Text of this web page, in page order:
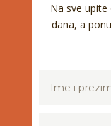
Na sve
dana, a